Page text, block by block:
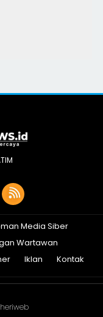
Media Siber
Wartawan
Iklan Kontak
heriweb